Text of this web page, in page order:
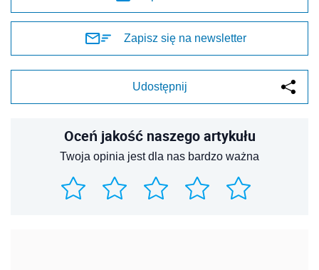
Zapisz się na newsletter
Udostępnij
Oceń jakość naszego artykułu
Twoja opinia jest dla nas bardzo ważna